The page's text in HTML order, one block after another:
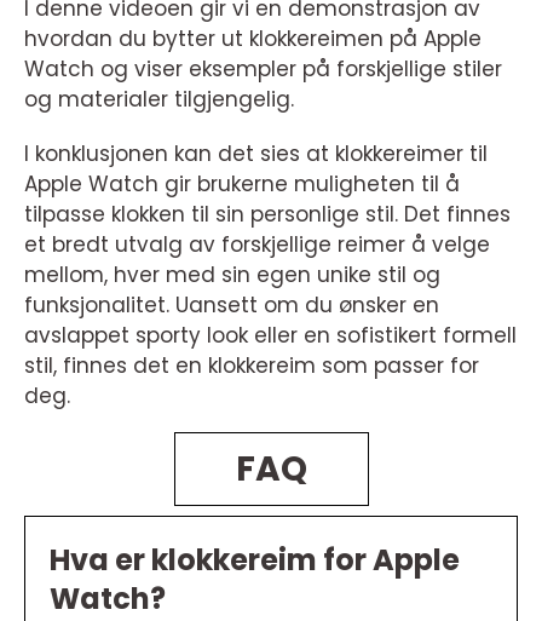
I denne videoen gir vi en demonstrasjon av
hvordan du bytter ut klokkereimen på Apple
Watch og viser eksempler på forskjellige stiler
og materialer tilgjengelig.
I konklusjonen kan det sies at klokkereimer til
Apple Watch gir brukerne muligheten til å
tilpasse klokken til sin personlige stil. Det finnes
et bredt utvalg av forskjellige reimer å velge
mellom, hver med sin egen unike stil og
funksjonalitet. Uansett om du ønsker en
avslappet sporty look eller en sofistikert formell
stil, finnes det en klokkereim som passer for
deg.
FAQ
Hva er klokkereim for Apple
Watch?